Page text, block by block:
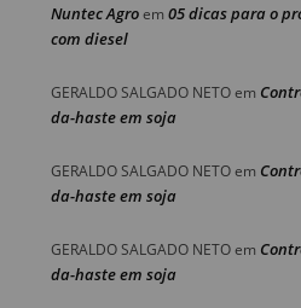
Nuntec Agroem 05 dicas para o
com diesel
GERALDO SALGADO NETOem
da-haste em soja
GERALDO SALGADO NETOem
da-haste em soja
GERALDO SALGADO NETOem
da-haste em soja